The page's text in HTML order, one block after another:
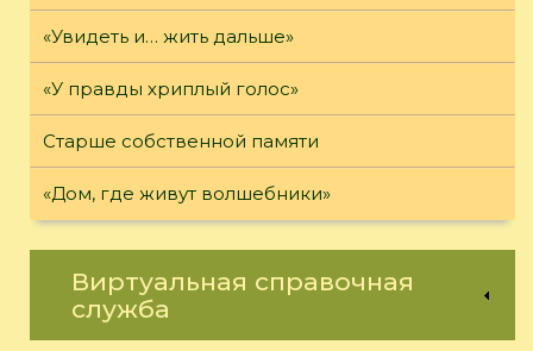
«Увидеть и… жить дальше»
«У правды хриплый голос»
Старше собственной памяти
«Дом, где живут волшебники»
Виртуальная справочная
служба